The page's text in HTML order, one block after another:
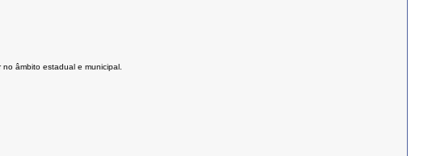
âmbito estadual e municipal.